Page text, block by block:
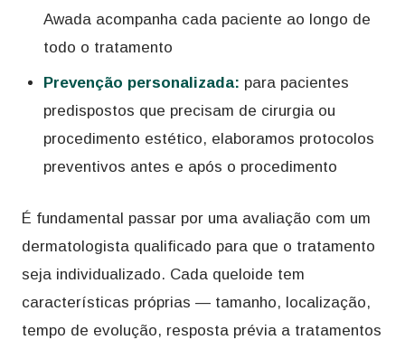
Awada acompanha cada paciente ao longo de
todo o tratamento
Prevenção personalizada: para pacientes
predispostos que precisam de cirurgia ou
procedimento estético, elaboramos protocolos
preventivos antes e após o procedimento
É fundamental passar por uma avaliação com um
dermatologista qualificado para que o tratamento
seja individualizado. Cada queloide tem
características próprias — tamanho, localização,
tempo de evolução, resposta prévia a tratamentos